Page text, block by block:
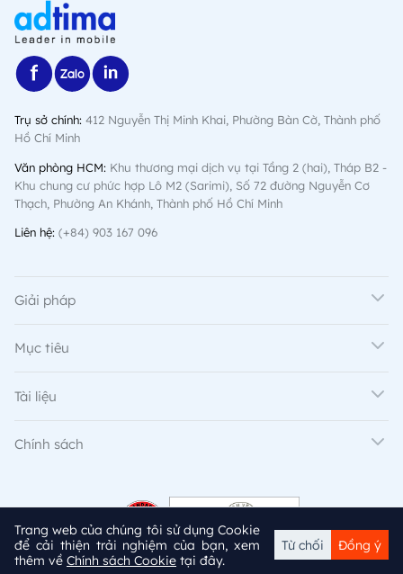
Trụ sở chính: 412 Nguyễn Thị Minh Khai, Phường Bàn Cờ, Thành phố
Hồ Chí Minh
Văn phòng HCM: Khu thương mại dịch vụ tại Tầng 2 (hai), Tháp B2 -
Khu chung cư phức hợp Lô M2 (Sarimi), Số 72 đường Nguyễn Cơ
Thạch, Phường An Khánh, Thành phố Hồ Chí Minh
Liên hệ: (+84) 903 167 096
Giải pháp
Mục tiêu
Tài liệu
Chính sách
Trang web của chúng tôi sử dụng Cookie
để cải thiện trải nghiệm của bạn, xem
thêm về Chính sách Cookie tại đây.
Từ chối Đồng ý